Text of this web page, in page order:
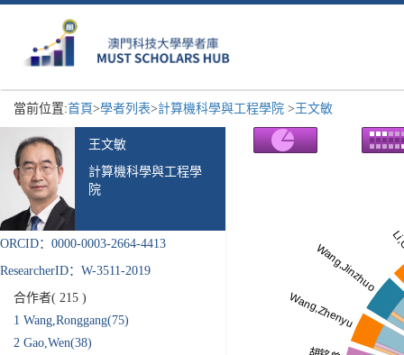
當前位置:首頁>學者列表>計算機科學與工程學院 > 王文敏
王文敏
計算機科學與工程學
院
ORCID：0000-0003-2664-4413
ResearcherID：W-3511-2019
合作者( 215 )
1 Wang,Ronggang(75)
2 Gao,Wen(38)